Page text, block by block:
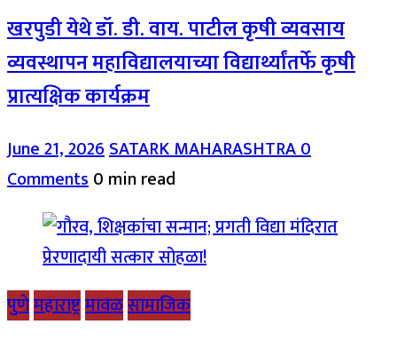
खरपुडी येथे डॉ. डी. वाय. पाटील कृषी व्यवसाय
व्यवस्थापन महाविद्यालयाच्या विद्यार्थ्यांतर्फे कृषी
प्रात्यक्षिक कार्यक्रम
June 21, 2026SATARK MAHARASHTRA0
Comments0 min read
पुणेमहाराष्ट्रमावळसामाजिक